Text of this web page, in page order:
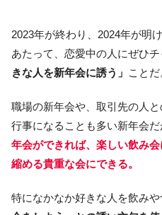
2023年が終わり、2024年が明
あたって、恋愛中の人にぜひ
きな人を新年会に誘う」 ことだ
職場の新年会や、取引先の人
行事になることも多い新年会だ
年会ができれば、楽しい飲み
縮める貴重な会にできる。
特になかなか好きな人を飲みや